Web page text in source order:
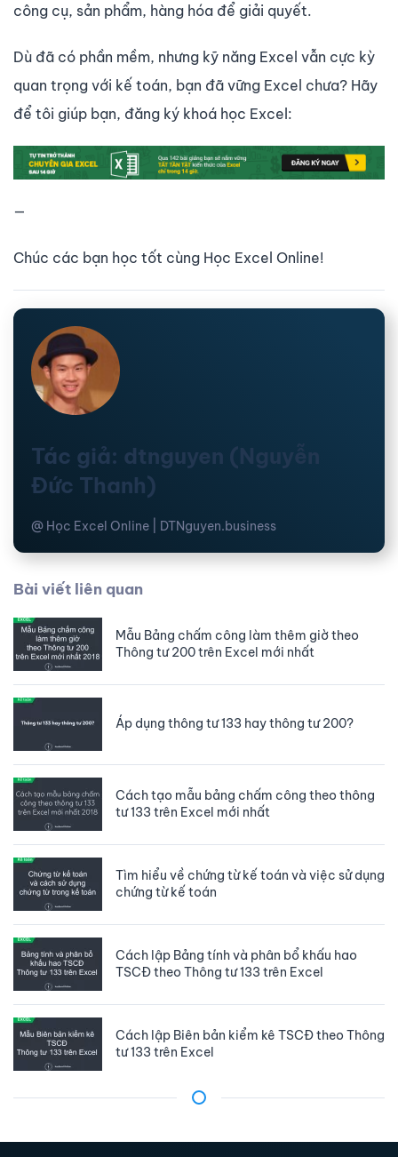
công cụ, sản phẩm, hàng hóa để giải quyết.
Dù đã có phần mềm, nhưng kỹ năng Excel vẫn cực kỳ
quan trọng với kế toán, bạn đã vững Excel chưa? Hãy
để tôi giúp bạn, đăng ký khoá học Excel:
—
Chúc các bạn học tốt cùng Học Excel Online!
Tác giả: dtnguyen (Nguyễn
Đức Thanh)
@ Học Excel Online | DTNguyen.business
Bài viết liên quan
Mẫu Bảng chấm công làm thêm giờ theo
Thông tư 200 trên Excel mới nhất
Áp dụng thông tư 133 hay thông tư 200?
Cách tạo mẫu bảng chấm công theo thông
tư 133 trên Excel mới nhất
Tìm hiểu về chứng từ kế toán và việc sử dụng
chứng từ kế toán
Cách lập Bảng tính và phân bổ khấu hao
TSCĐ theo Thông tư 133 trên Excel
Cách lập Biên bản kiểm kê TSCĐ theo Thông
tư 133 trên Excel